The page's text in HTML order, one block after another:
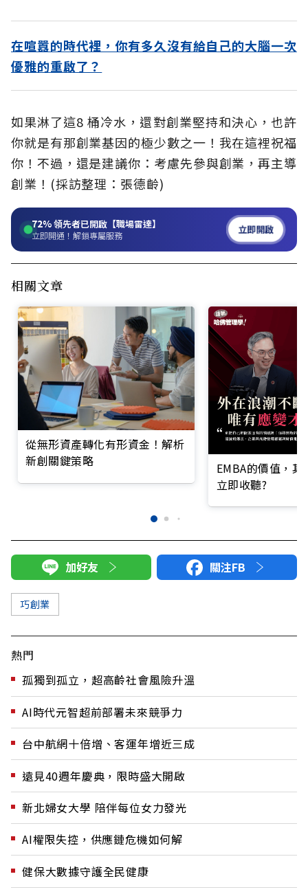
在喧囂的時代裡，你有多久沒有給自己的大腦一次
優雅的重啟了？
如果淋了這8 桶冷水，還對創業堅持和決心，也許
你就是有那創業基因的極少數之一！我在這裡祝福
你！不過，還是建議你：考慮先參與創業，再主導
創業！(採訪整理：張德齡)
72%領先者已開啟【職場雷達】
立即開通！解鎖專屬服務 立即開啟
相關文章
從無形資產轉化有形資金！解析
新創關鍵策略
EMBA的價值，
立即收聽?
加好友 關注FB
巧創業
熱門
孤獨到孤立，超高齡社會風險升溫
AI時代元智超前部署未來競爭力
台中航網十倍增、客運年增近三成
遠見40週年慶典，限時盛大開啟
新北婦女大學 陪伴每位女力發光
AI權限失控，供應鏈危機如何解
健保大數據守護全民健康